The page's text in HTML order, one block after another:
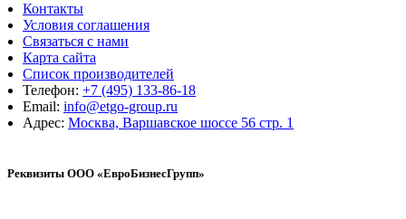
Контакты
Условия соглашения
Связаться с нами
Карта сайта
Список производителей
Телефон: +7 (495) 133-86-18
Email: info@etgo-group.ru
Адрес: Москва, Варшавское шоссе 56 стр. 1
Реквизиты ООО «ЕвроБизнесГрупп»